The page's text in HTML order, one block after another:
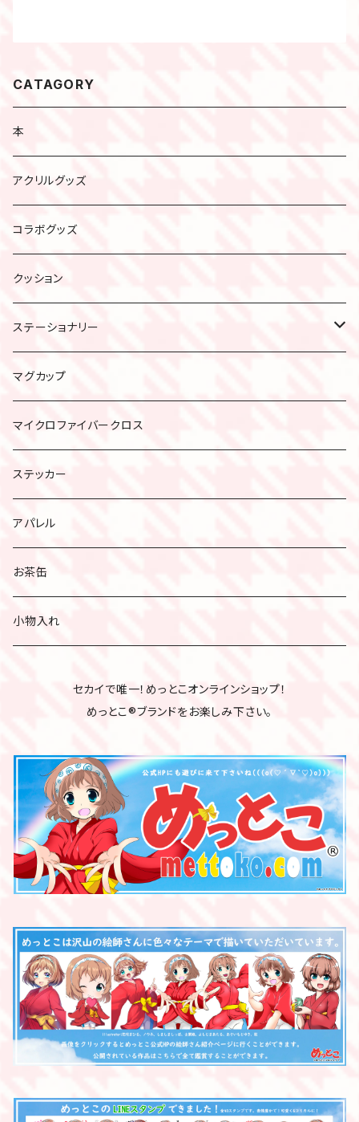
CATAGORY
本
アクリルグッズ
コラボグッズ
クッション
ステーショナリー
手紙セット
ノート
スケッチブック
マグカップ
マイクロファイバークロス
ステッカー
アパレル
お茶缶
小物入れ
セカイで唯一！めっとこオンラインショップ！
めっとこ®ブランドをお楽しみ下さい。